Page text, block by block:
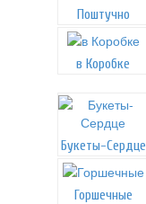
Поштучно
в Коробке
Букеты-Сердце
Горшечные